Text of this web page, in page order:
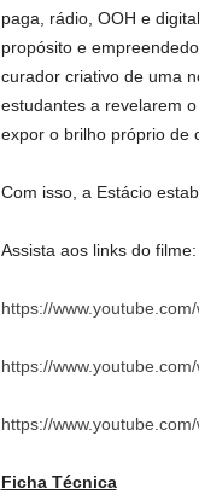
paga, rádio, OOH e
propósito e
curador criativo de uma
estudantes a revelarem
expor o brilho próprio de
Com isso, a Estácio
Assista aos links do filme:
https://
https://
https://
Ficha Técnica